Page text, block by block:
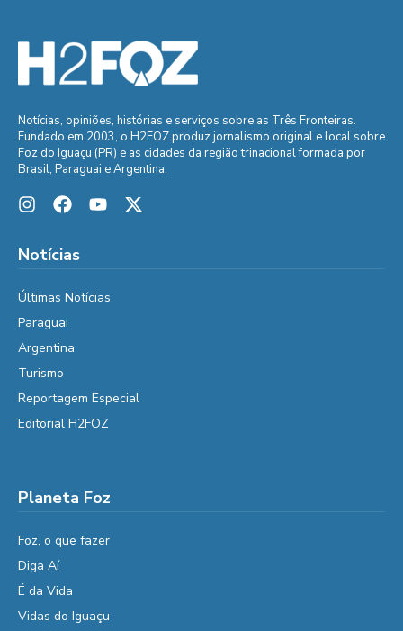
Notícias, opiniões, histórias e serviços sobre as Três Fronteiras.
Fundado em 2003, o H2FOZ produz jornalismo original e local sobre
Foz do Iguaçu (PR) e as cidades da região trinacional formada por
Brasil, Paraguai e Argentina.
Notícias
Últimas Notícias
Paraguai
Argentina
Turismo
Reportagem Especial
Editorial H2FOZ
Planeta Foz
Foz, o que fazer
Diga Aí
É da Vida
Vidas do Iguaçu